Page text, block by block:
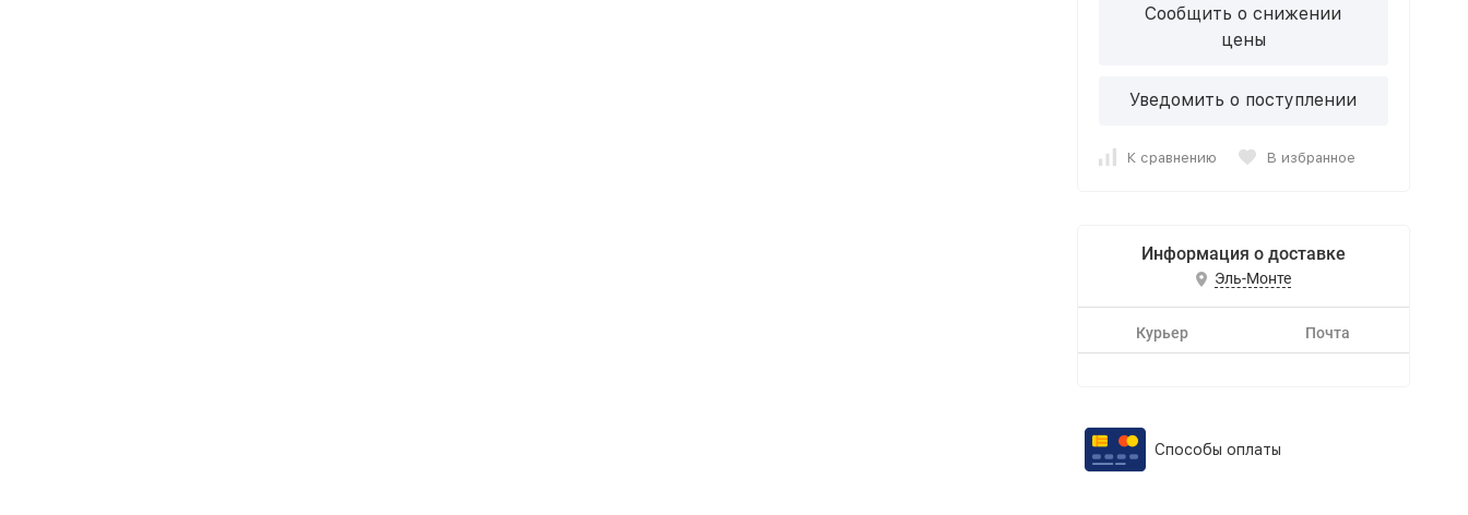
Сообщить о снижении
цены
Уведомить о поступлении
К сравнению В избранное
Информация о доставке
Эль-Монте
Курьер Почта
Способы оплаты